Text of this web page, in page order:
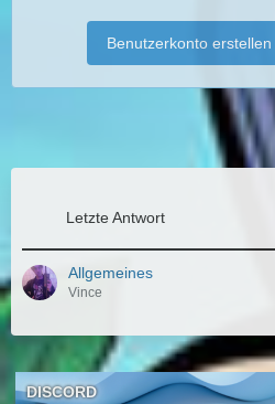
Benutzerkonto erstellen
Letzte Antwort
Allgemeines
Vince
DISCORD